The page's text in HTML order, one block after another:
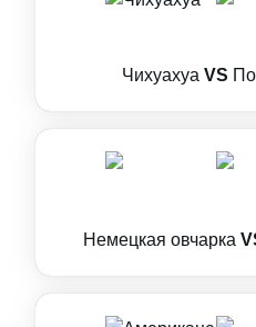
Чихуахуа VS
Немецкая овчарка